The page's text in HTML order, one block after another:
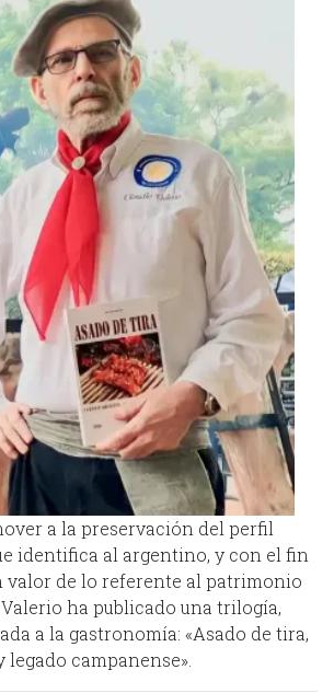
a la preservación del perfil
identifica al argentino, y con el fin
valor de lo referente al patrimonio
ha publicado una trilogía,
a la gastronomía: «Asado de tira,
campanense».